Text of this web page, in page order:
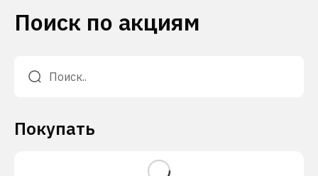
Поиск по акциям
Покупать